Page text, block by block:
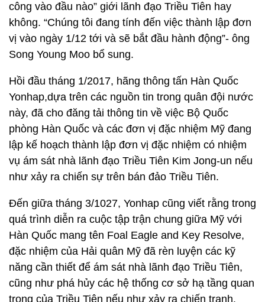
công vào đầu nào” giới lãnh đạo Triều Tiên hay
không. “Chúng tôi đang tính đến việc thành lập đơn
vị vào ngày 1/12 tới và sẽ bắt đầu hành động”- ông
Song Young Moo bổ sung.
Hồi đầu tháng 1/2017, hãng thông tấn Hàn Quốc
Yonhap,dựa trên các nguồn tin trong quân đội nước
này, đã cho đăng tải thông tin về việc Bộ Quốc
phòng Hàn Quốc và các đơn vị đặc nhiệm Mỹ đang
lập kế hoạch thành lập đơn vị đặc nhiệm có nhiệm
vụ ám sát nhà lãnh đạo Triều Tiên Kim Jong-un nếu
như xảy ra chiến sự trên bán đảo Triều Tiên.
Đến giữa tháng 3/1027, Yonhap cũng viết rằng trong
quá trình diễn ra cuộc tập trận chung giữa Mỹ với
Hàn Quốc mang tên Foal Eagle and Key Resolve,
đặc nhiệm của Hải quân Mỹ đã rèn luyện các kỹ
năng cần thiết để ám sát nhà lãnh đạo Triều Tiên,
cũng như phá hủy các hệ thống cơ sở hạ tầng quan
trọng của Triều Tiên nếu như xảy ra chiến tranh.